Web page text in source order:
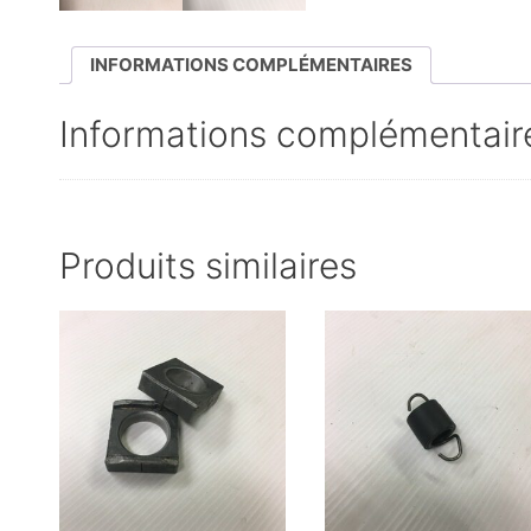
INFORMATIONS COMPLÉMENTAIRES
Informations
Produits similaires